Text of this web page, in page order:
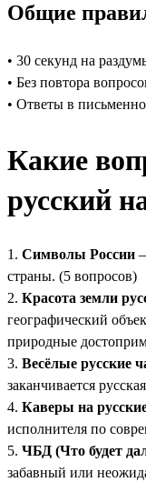
Общие
• 30 секунд на
• Без повтора
• Ответы в
Какие
русский
1. Символы России
страны. (5 вопросов)
2. Красота земли
географический
природные
3. Весёлые русские
заканчивается
4. Каверы на
исполнителя по
5. ЧБД (Что будет
забавный или